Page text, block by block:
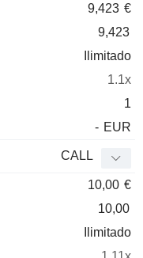
9,423 €
9,423
Ilimitado
1.1x
1
- EUR
CALL
10,00 €
10,00
Ilimitado